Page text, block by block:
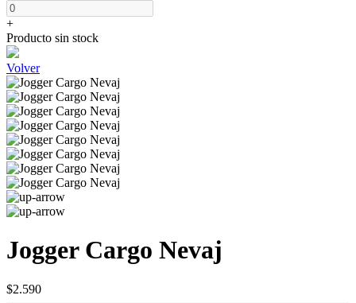
+
Producto sin stock
Volver
Jogger Cargo Nevaj
$2.590